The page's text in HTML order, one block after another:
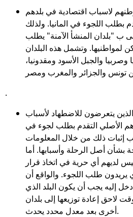
لاسباب اقتصادية في بلدهم
بطلب اللجوء في المانيا. ولذلك
ب "بلدان المنشأ الآمنة" يطلب
لمواطنيها. وتشمل هذه البلدان
وصربيا والجبل الأسود ومقدونيا،
تونس والجزائر والمغرب ومصر
.
يتعرضون للاضطهاد لأسباب
الأصلي التقدم بطلب لجوء في
إثبات ذلك من خلال المعلومات
بشأن أصل الرحلة وأسبابها. أما
لدیھم أي حریة في اتخاذ قرار
یریدون طلب اللجوء. والواقع أن
إليه يجب أن يكون البلد الذي
لاحق إعادة توزيعها إلى بلدان
أخرى بعد معدل محدد يحدث.